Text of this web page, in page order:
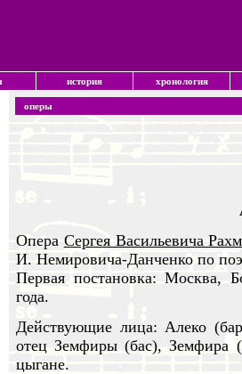
история хронология
оперы
Опера Сергея Васильевича
И. Немировича-Данченко по
Первая постановка: Москва,
года.
Действующие лица: Алеко
отец Земфиры (бас), Земфира
цыгане.